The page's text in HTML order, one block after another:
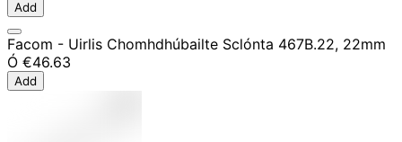
Add
Facom - Uirlis Chomhdhúbailte Sclónta 467B.22, 22mm
Ó €46.63
Add